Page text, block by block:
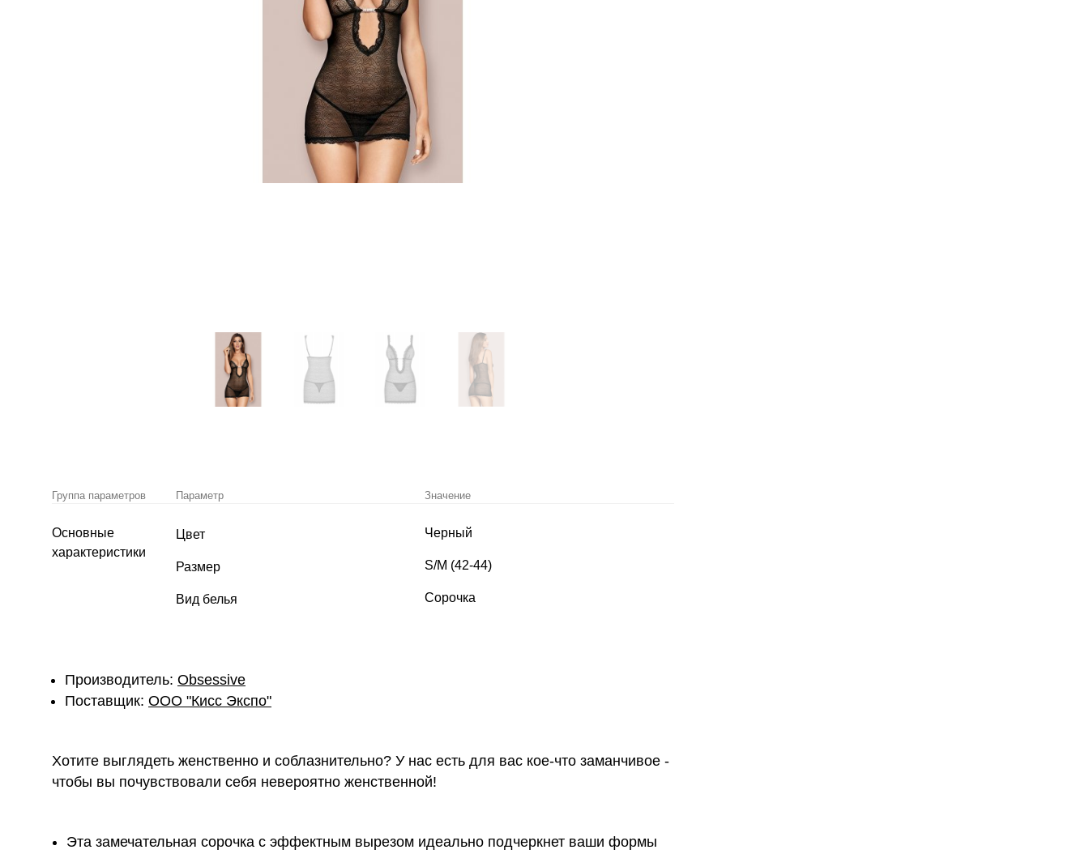
Группа параметров Параметр Значение
Основные
характеристики
Цвет Черный
Размер S/M (42-44)
Вид белья Сорочка
Производитель: Obsessive
Поставщик: ОOО "Кисс Экспо"
Хотите выглядеть женственно и соблазнительно? У нас есть для вас кое-что заманчивое -
чтобы вы почувствовали себя невероятно женственной!
Эта замечательная сорочка с эффектным вырезом идеально подчеркнет ваши формы